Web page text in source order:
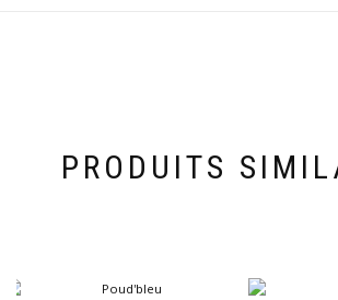
PRODUITS